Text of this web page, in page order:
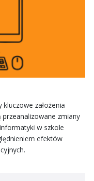
założenia
zmiany
w szkole
efektów